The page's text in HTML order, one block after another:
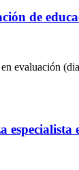
de
evaluación